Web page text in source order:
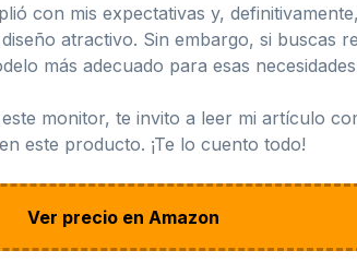
con mis expectativas y,
atractivo. Sin embargo, si buscas
más adecuado para esas
monitor, te invito a leer mi artículo
este producto. ¡Te lo cuento todo!
Ver precio en Amazon